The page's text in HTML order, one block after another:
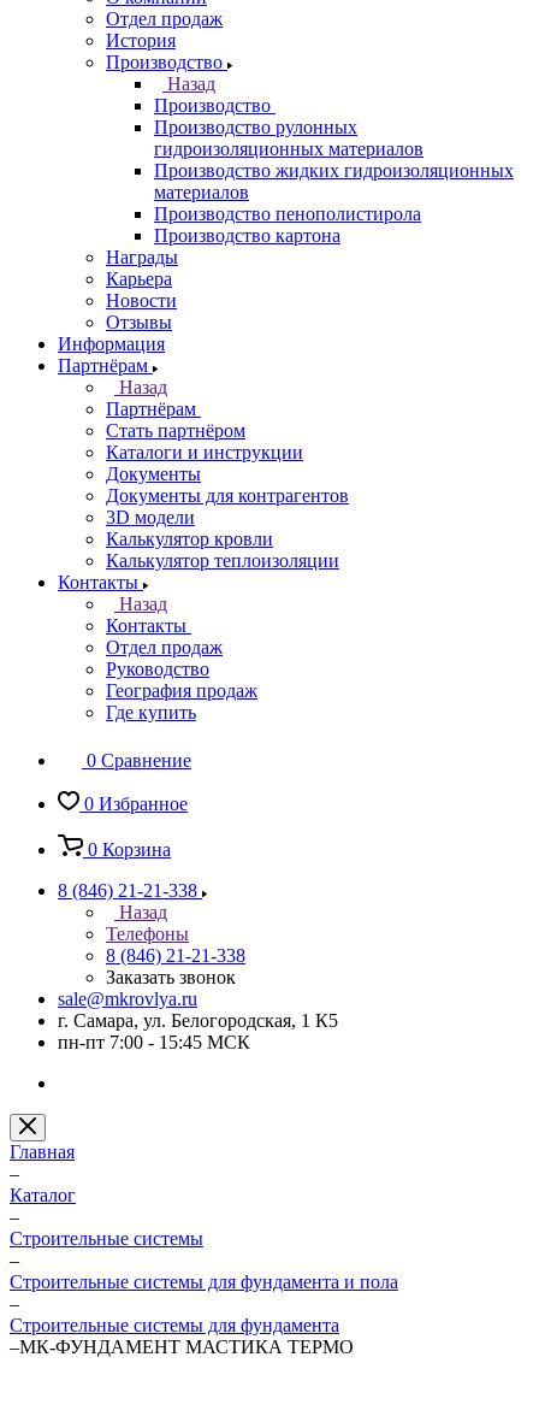
Отдел продаж
История
Производство
Назад
Производство
Производство рулонных
гидроизоляционных материалов
Производство жидких гидроизоляционных
материалов
Производство пенополистирола
Производство картона
Награды
Карьера
Новости
Отзывы
Информация
Партнёрам
Назад
Партнёрам
Стать партнёром
Каталоги и инструкции
Документы
Документы для контрагентов
3D модели
Калькулятор кровли
Калькулятор теплоизоляции
Контакты
Назад
Контакты
Отдел продаж
Руководство
География продаж
Где купить
0 Сравнение
0 Избранное
0 Корзина
8 (846) 21-21-338
Назад
Телефоны
8 (846) 21-21-338
Заказать звонок
sale@mkrovlya.ru
г. Самара, ул. Белогородская, 1 К5
пн-пт 7:00 - 15:45 МСК
Главная
–
Каталог
–
Строительные системы
–
Строительные системы для фундамента и пола
–
Строительные системы для фундамента
–МК-ФУНДАМЕНТ МАСТИКА ТЕРМО